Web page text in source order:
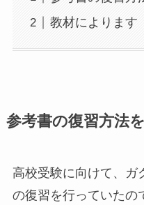
教材によります
参考書の復習方法
高校受験に向けて、ガ
の復習を行っていたの